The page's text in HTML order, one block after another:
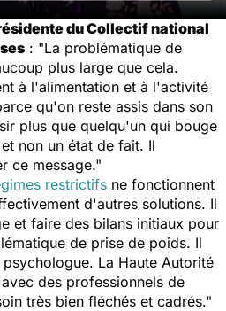
du Collectif national
: "La problématique de
plus large que cela.
à l'alimentation et à l'activité
qu'on reste assis dans son
plus que quelqu'un qui bouge
non un état de fait. Il
ce message."
restrictifs ne fonctionnent
d'autres solutions. Il
et faire des bilans initiaux pour
de prise de poids. Il
La Haute Autorité
des professionnels de
très bien fléchés et cadrés."